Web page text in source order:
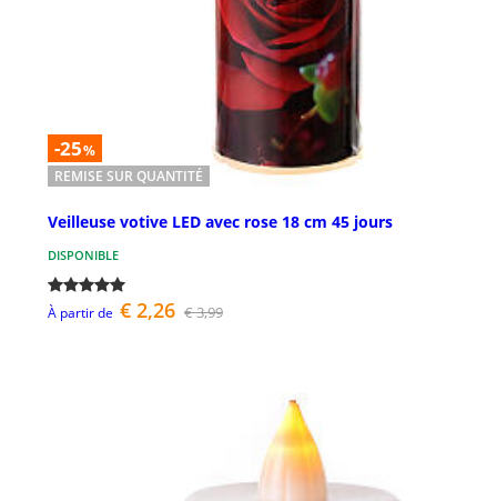
-25%
REMISE SUR QUANTITÉ
Veilleuse votive LED avec rose 18 cm 45 jours
DISPONIBLE
À partir de € 2,26 € 3,99